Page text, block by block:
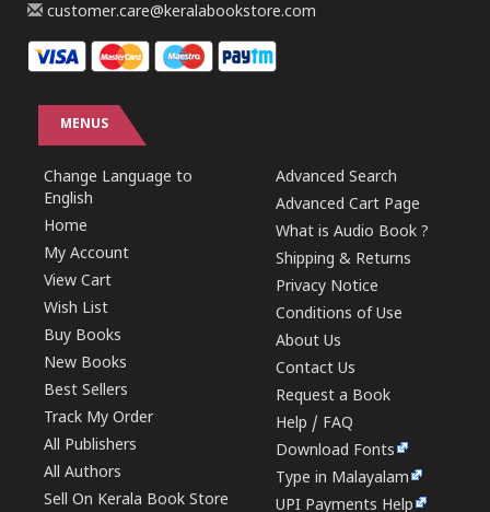
customer.care@keralabookstore.com
MENUS
Change Language to
English
Home
My Account
View Cart
Wish List
Buy Books
New Books
Best Sellers
Track My Order
All Publishers
All Authors
Sell On Kerala Book Store
Advanced Search
Advanced Cart Page
What is Audio Book ?
Shipping & Returns
Privacy Notice
Conditions of Use
About Us
Contact Us
Request a Book
Help / FAQ
Download Fonts
Type in Malayalam
UPI Payments Help